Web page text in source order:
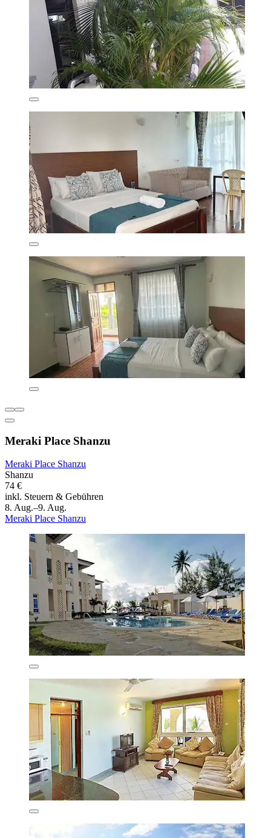
Meraki Place Shanzu
Meraki Place Shanzu
Shanzu
74 €
inkl. Steuern & Gebühren
8. Aug.–9. Aug.
Meraki Place Shanzu